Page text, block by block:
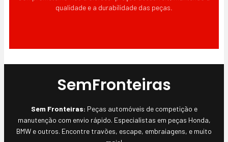
qualidade e a durabilidade das peças.
SemFronteiras
Sem Fronteiras: Peças automóveis de competição e
manutenção com envio rápido. Especialistas em peças Honda,
BMW e outros. Encontre travões, escape, embraiagens, e muito